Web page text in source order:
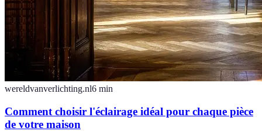
wereldvanverlichting.nl6 min
Comment choisir l'éclairage idéal pour chaque pièce
de votre maison